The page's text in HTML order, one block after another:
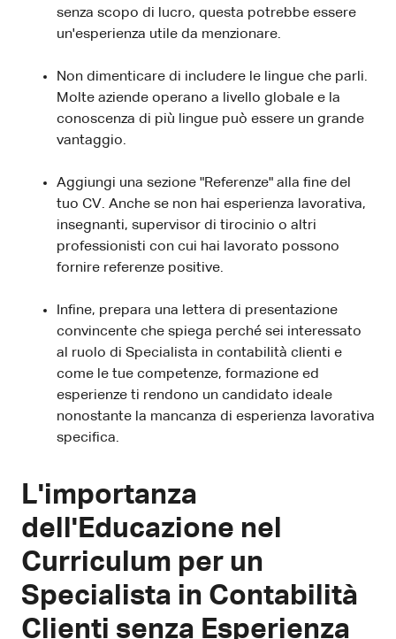
senza scopo di lucro, questa potrebbe essere
un'esperienza utile da menzionare.
Non dimenticare di includere le lingue che parli.
Molte aziende operano a livello globale e la
conoscenza di più lingue può essere un grande
vantaggio.
Aggiungi una sezione "Referenze" alla fine del
tuo CV. Anche se non hai esperienza lavorativa,
insegnanti, supervisor di tirocinio o altri
professionisti con cui hai lavorato possono
fornire referenze positive.
Infine, prepara una lettera di presentazione
convincente che spiega perché sei interessato
al ruolo di Specialista in contabilità clienti e
come le tue competenze, formazione ed
esperienze ti rendono un candidato ideale
nonostante la mancanza di esperienza lavorativa
specifica.
L'importanza
dell'Educazione nel
Curriculum per un
Specialista in Contabilità
Clienti senza Esperienza